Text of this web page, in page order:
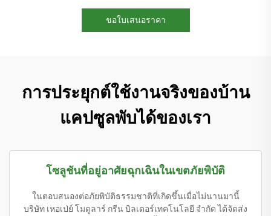
ขอใบเสนอราคา
การประยุกต์ใช้งานจริงของบ้าน
แคปซูลพับได้ของเรา
โซลูชันที่อยู่อาศัยฉุกเฉินในเขตภัยพิบัติ
ในตอบสนองต่อภัยพิบัติธรรมชาติที่เกิดขึ้นเมื่อไม่นานมานี้
บริษัท เหอเป่ย์ โมดูลาร์ กรีน บิลเดอร์เทคโนโลยี จำกัด ได้จัดส่ง